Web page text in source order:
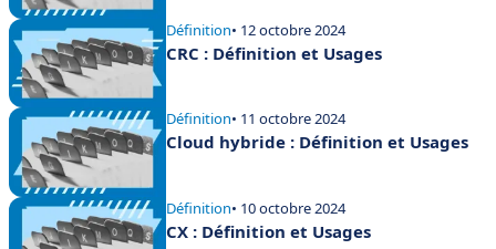
Définition• 12 octobre 2024
CRC : Définition et Usages
Définition• 11 octobre 2024
Cloud hybride : Définition et Usages
Définition• 10 octobre 2024
CX : Définition et Usages